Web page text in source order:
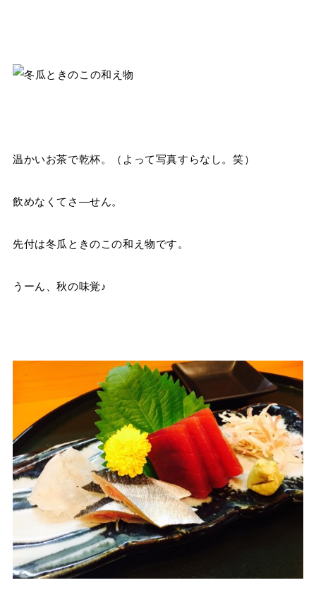
温かいお茶で乾杯。（よって写真すらなし。笑）
飲めなくてさ―せん。
先付は冬瓜ときのこの和え物です。
うーん、秋の味覚♪